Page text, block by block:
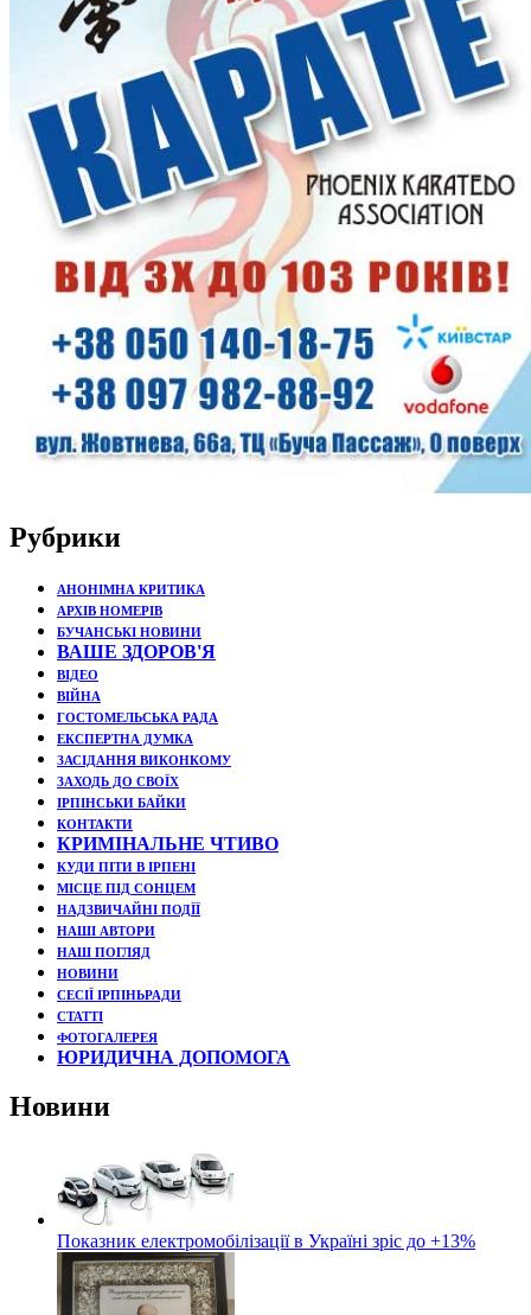
Рубрики
АНОНІМНА КРИТИКА
АРХІВ НОМЕРІВ
БУЧАНСЬКІ НОВИНИ
ВАШЕ ЗДОРОВ'Я
ВІДЕО
ВІЙНА
ГОСТОМЕЛЬСЬКА РАДА
ЕКСПЕРТНА ДУМКА
ЗАСІДАННЯ ВИКОНКОМУ
ЗАХОДЬ ДО СВОЇХ
ІРПІНСЬКИ БАЙКИ
КОНТАКТИ
КРИМІНАЛЬНЕ ЧТИВО
КУДИ ПІТИ В ІРПЕНІ
МІСЦЕ ПІД СОНЦЕМ
НАДЗВИЧАЙНІ ПОДЇЇ
НАШІ АВТОРИ
НАШ ПОГЛЯД
НОВИНИ
СЕСІЇ ІРПІНЬРАДИ
СТАТТІ
ФОТОГАЛЕРЕЯ
ЮРИДИЧНА ДОПОМОГА
Новини
Показник електромобілізації в Україні зріс до +13%